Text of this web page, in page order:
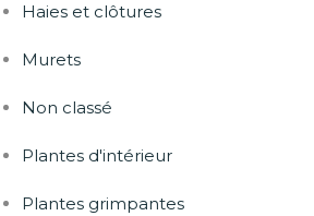
Haies et clôtures
Murets
Non classé
Plantes d'intérieur
Plantes grimpantes